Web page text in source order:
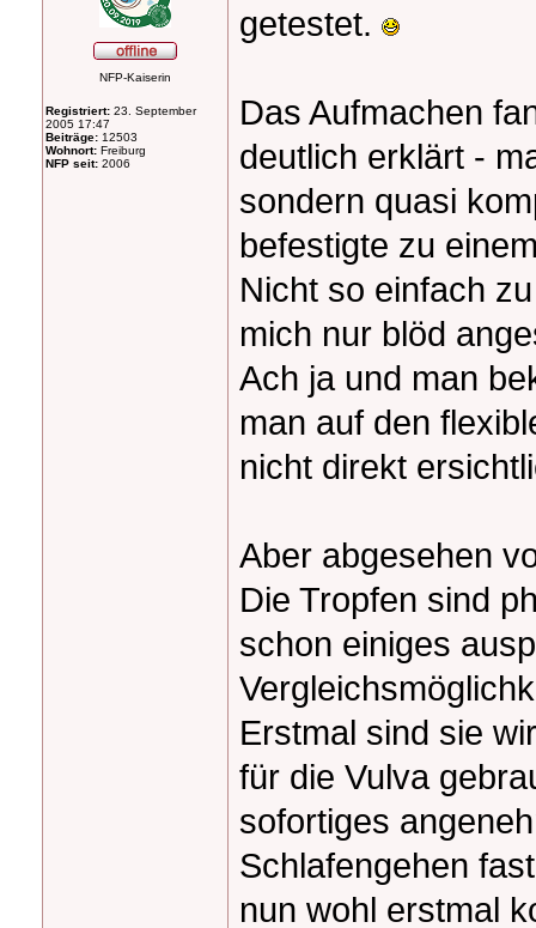
NFP-Kaiserin
Registriert: 23. September
2005 17:47
Beiträge: 12503
Wohnort: Freiburg
NFP seit: 2006
getestet.
Das Aufmachen
deutlich erklärt -
sondern quasi
befestigte zu
Nicht so einfach
mich nur blöd
Ach ja und man
man auf den
nicht direkt
Aber abgesehen
Die Tropfen sind
schon einiges
Erstmal sind sie
für die Vulva
sofortiges
Schlafengehen
nun wohl erstmal